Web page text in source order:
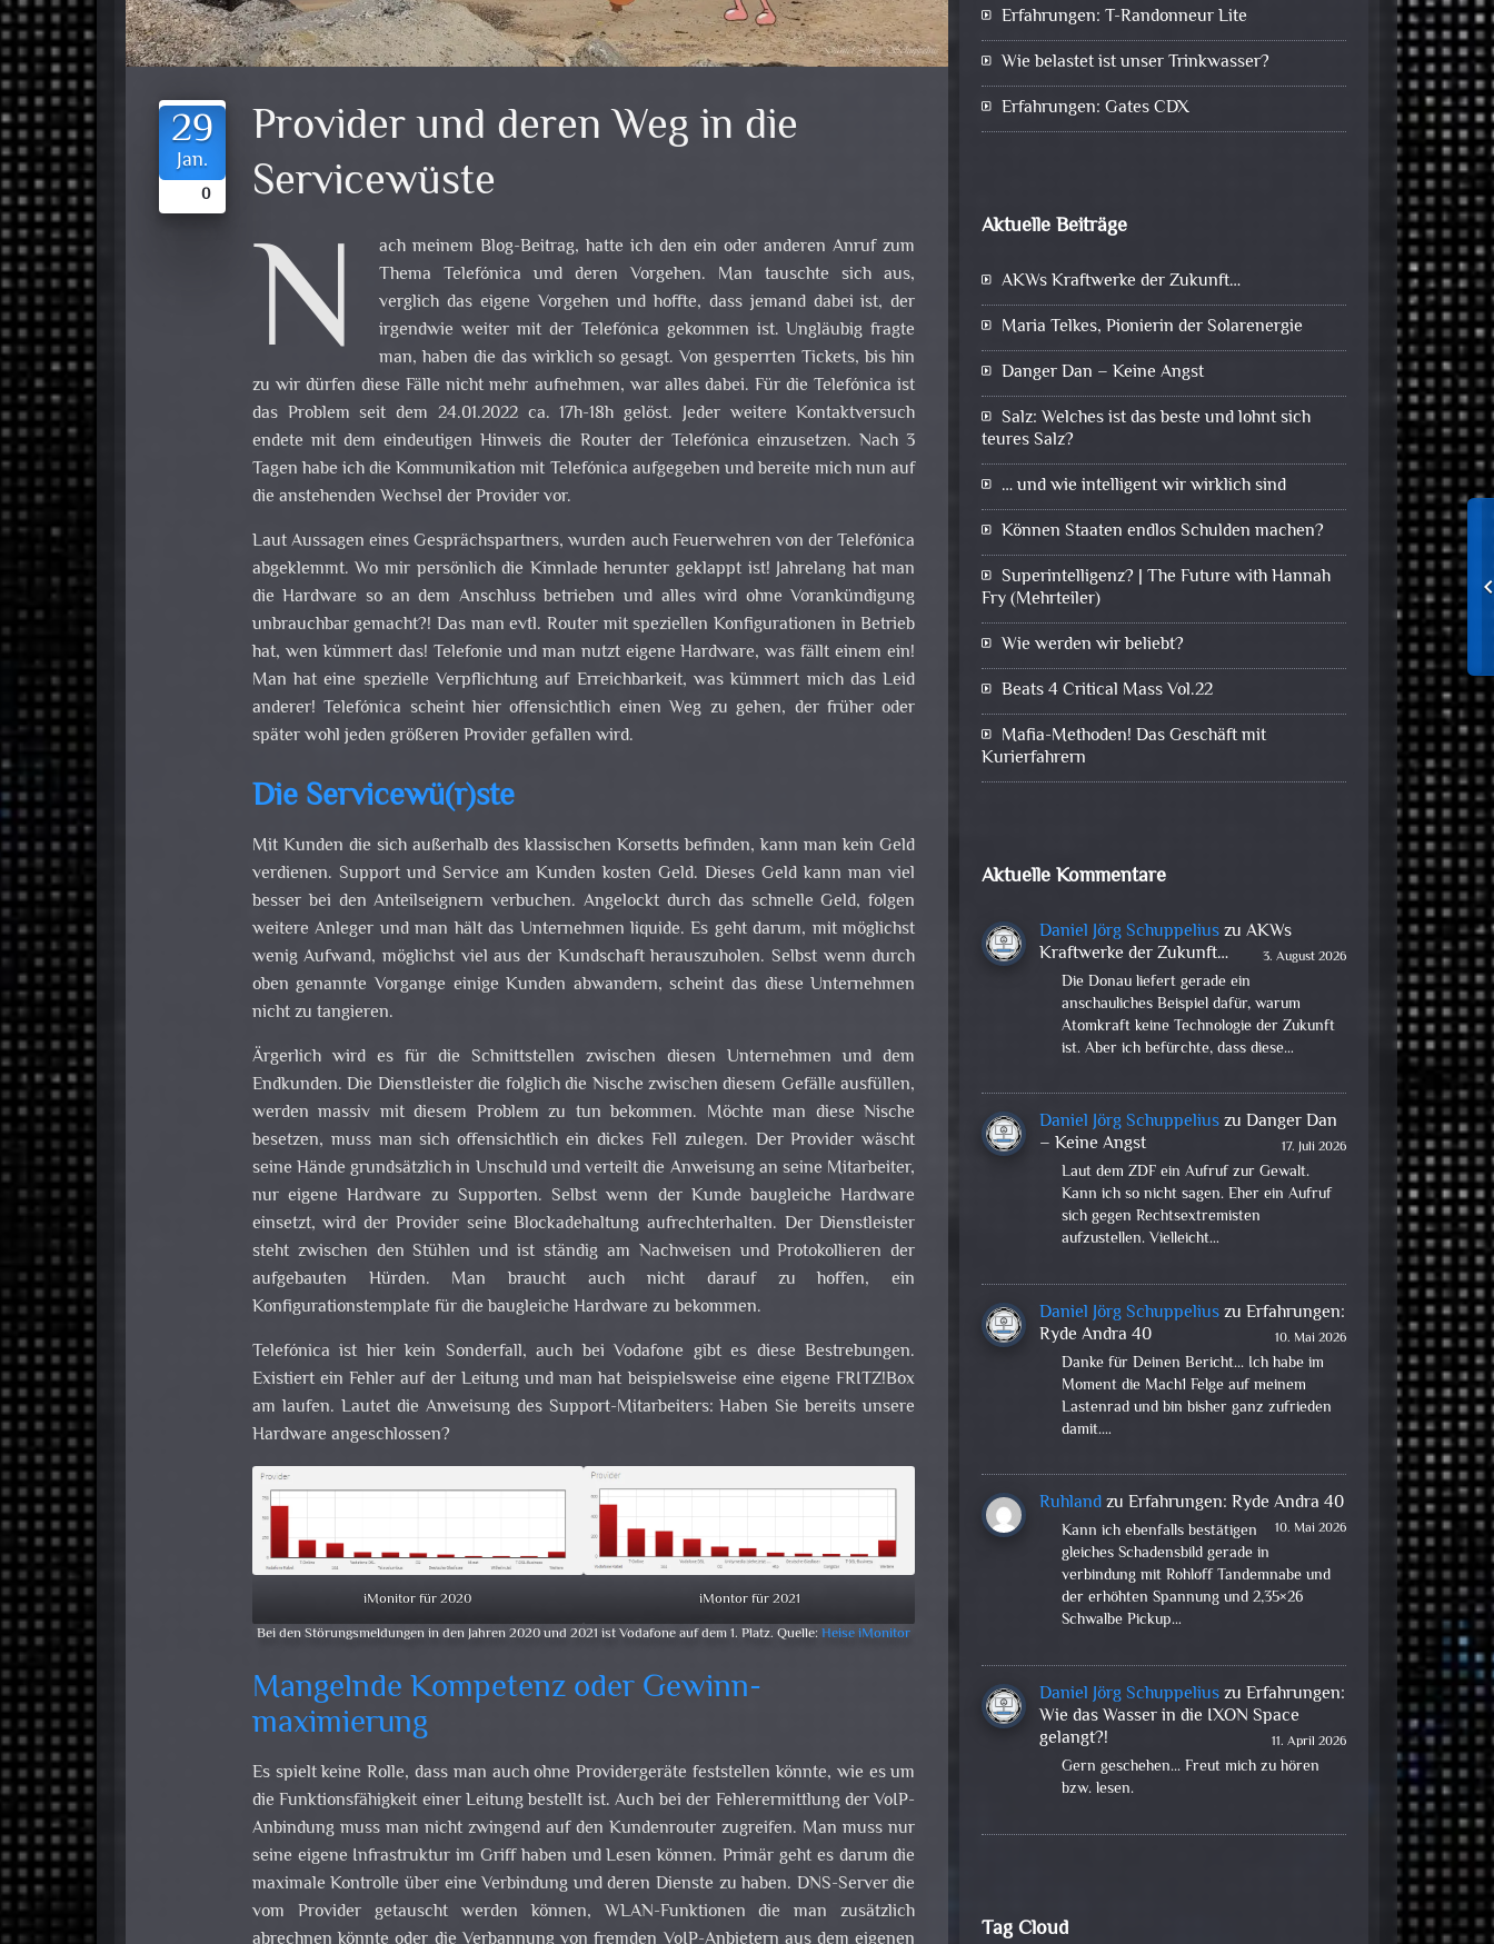
29
Jan.
0
Provider und deren Weg in die
Servicewüste
N
ach meinem Blog-Beitrag, hatte ich den ein oder anderen Anruf zum
Thema Telefónica und deren Vorgehen. Man tauschte sich aus,
verglich das eigene Vorgehen und hoffte, dass jemand dabei ist, der
irgendwie weiter mit der Telefónica gekommen ist. Ungläubig fragte
man, haben die das wirklich so gesagt. Von gesperrten Tickets, bis hin
zu wir dürfen diese Fälle nicht mehr aufnehmen, war alles dabei. Für die Telefónica ist
das Problem seit dem 24.01.2022 ca. 17h-18h gelöst. Jeder weitere Kontaktversuch
endete mit dem eindeutigen Hinweis die Router der Telefónica einzusetzen. Nach 3
Tagen habe ich die Kommunikation mit Telefónica aufgegeben und bereite mich nun auf
die anstehenden Wechsel der Provider vor.
Laut Aussagen eines Gesprächspartners, wurden auch Feuerwehren von der Telefónica
abgeklemmt. Wo mir persönlich die Kinnlade herunter geklappt ist! Jahrelang hat man
die Hardware so an dem Anschluss betrieben und alles wird ohne Vorankündigung
unbrauchbar gemacht?! Das man evtl. Router mit speziellen Konfigurationen in Betrieb
hat, wen kümmert das! Telefonie und man nutzt eigene Hardware, was fällt einem ein!
Man hat eine spezielle Verpflichtung auf Erreichbarkeit, was kümmert mich das Leid
anderer! Telefónica scheint hier offensichtlich einen Weg zu gehen, der früher oder
später wohl jeden größeren Provider gefallen wird.
Die Servicewü(r)ste
Mit Kunden die sich außerhalb des klassischen Korsetts befinden, kann man kein Geld
verdienen. Support und Service am Kunden kosten Geld. Dieses Geld kann man viel
besser bei den Anteilseignern verbuchen. Angelockt durch das schnelle Geld, folgen
weitere Anleger und man hält das Unternehmen liquide. Es geht darum, mit möglichst
wenig Aufwand, möglichst viel aus der Kundschaft herauszuholen. Selbst wenn durch
oben genannte Vorgange einige Kunden abwandern, scheint das diese Unternehmen
nicht zu tangieren.
Ärgerlich wird es für die Schnittstellen zwischen diesen Unternehmen und dem
Endkunden. Die Dienstleister die folglich die Nische zwischen diesem Gefälle ausfüllen,
werden massiv mit diesem Problem zu tun bekommen. Möchte man diese Nische
besetzen, muss man sich offensichtlich ein dickes Fell zulegen. Der Provider wäscht
seine Hände grundsätzlich in Unschuld und verteilt die Anweisung an seine Mitarbeiter,
nur eigene Hardware zu Supporten. Selbst wenn der Kunde baugleiche Hardware
einsetzt, wird der Provider seine Blockadehaltung aufrechterhalten. Der Dienstleister
steht zwischen den Stühlen und ist ständig am Nachweisen und Protokollieren der
aufgebauten Hürden. Man braucht auch nicht darauf zu hoffen, ein
Konfigurationstemplate für die baugleiche Hardware zu bekommen.
Telefónica ist hier kein Sonderfall, auch bei Vodafone gibt es diese Bestrebungen.
Existiert ein Fehler auf der Leitung und man hat beispielsweise eine eigene FRITZ!Box
am laufen. Lautet die Anweisung des Support-Mitarbeiters: Haben Sie bereits unsere
Hardware angeschlossen?
iMonitor für 2020
iMontor für 2021
Bei den Störungsmeldungen in den Jahren 2020 und 2021 ist Vodafone auf dem 1. Platz. Quelle:Heise iMonitor
Mangelnde Kompetenz oder Gewinn­
maximierung
Es spielt keine Rolle, dass man auch ohne Providergeräte feststellen könnte, wie es um
die Funktionsfähigkeit einer Leitung bestellt ist. Auch bei der Fehlerermittlung der VoIP-
Anbindung muss man nicht zwingend auf den Kundenrouter zugreifen. Man muss nur
seine eigene Infrastruktur im Griff haben und Lesen können. Primär geht es darum die
maximale Kontrolle über eine Verbindung und deren Dienste zu haben. DNS-Server die
vom Provider getauscht werden können, WLAN-Funktionen die man zusätzlich
Erfahrungen: T-Randonneur Lite
Wie belastet ist unser Trinkwasser?
Erfahrungen: Gates CDX
Aktuelle Beiträge
AKWs Kraftwerke der Zukunft…
Maria Telkes, Pionierin der Solarenergie
Danger Dan – Keine Angst
Salz: Welches ist das beste und lohnt sich
teures Salz?
… und wie intelligent wir wirklich sind
Können Staaten endlos Schulden machen?
Superintelligenz? | The Future with Hannah
Fry (Mehrteiler)
Wie werden wir beliebt?
Beats 4 Critical Mass Vol.22
Mafia-Methoden! Das Geschäft mit
Kurierfahrern
Aktuelle Kommentare
Daniel Jörg SchuppeliuszuAKWs
Kraftwerke der Zukunft…
3. August 2026
Die Donau liefert gerade ein
anschauliches Beispiel dafür, warum
Atomkraft keine Technologie der Zukunft
ist. Aber ich befürchte, dass diese…
Daniel Jörg SchuppeliuszuDanger Dan
– Keine Angst
17. Juli 2026
Laut dem ZDF ein Aufruf zur Gewalt.
Kann ich so nicht sagen. Eher ein Aufruf
sich gegen Rechtsextremisten
aufzustellen. Vielleicht…
Daniel Jörg SchuppeliuszuErfahrungen:
Ryde Andra 40
10. Mai 2026
Danke für Deinen Bericht... Ich habe im
Moment die Mach1 Felge auf meinem
Lastenrad und bin bisher ganz zufrieden
damit.…
RuhlandzuErfahrungen: Ryde Andra 40
10. Mai 2026
Kann ich ebenfalls bestätigen
gleiches Schadensbild gerade in
verbindung mit Rohloff Tandemnabe und
der erhöhten Spannung und 2,35×26
Schwalbe Pickup…
Daniel Jörg SchuppeliuszuErfahrungen:
Wie das Wasser in die IXON Space
gelangt?!
11. April 2026
Gern geschehen... Freut mich zu hören
bzw. lesen.
Tag Cloud